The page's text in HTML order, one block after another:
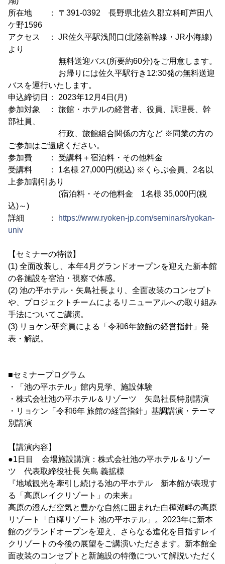
所在地 ： 〒391-0392 長野県北佐久郡立科町芦田八
ケ野1596
アクセス ： JR佐久平駅浅間口(北陸新幹線・JR小海線)
より
無料送迎バス(所要約60分)をご用意します。
お帰りには佐久平駅行き12:30発の無料送迎
バスを運行いたします。
申込締切日： 2023年12月4日(月)
参加対象 ： 旅館・ホテルの経営者、役員、調理長、幹
部社員、
行政、旅館組合関係の方など ※同業の方の
ご参加はご遠慮ください。
参加費 ： 受講料＋宿泊料・その他料金
受講料 ： 1名様 27,000円(税込) ※くらぶ会員、2名以
上参加割引あり
(宿泊料・その他料金 1名様 35,000円(税
込)～)
詳細 ：
https://www.ryoken-jp.com/seminars/ryokan-
univ
【セミナーの特徴】
(1) 全面改装し、本年4月グランドオープンを迎えた新本館
の各施設を宿泊・視察で体感。
(2) 池の平ホテル・矢島社長より、全面改装のコンセプト
や、プロジェクトチームによるリニューアルへの取り組み
手法についてご講演。
(3) リョケン研究員による「令和6年旅館の経営指針」発
表・解説。
■セミナープログラム
・「池の平ホテル」館内見学、施設体験
・株式会社池の平ホテル＆リゾーツ 矢島社長特別講演
・リョケン「令和6年 旅館の経営指針」基調講演・テーマ
別講演
【講演内容】
●1日目 会場施設講演：株式会社池の平ホテル＆リゾー
ツ 代表取締役社長 矢島 義拡様
『地域観光を牽引し続ける池の平ホテル 新本館が表現す
る「高原レイクリゾート」の未来』
高原の澄んだ空気と豊かな自然に囲まれた白樺湖畔の高原
リゾート「白樺リゾート 池の平ホテル」。2023年に新本
館のグランドオープンを迎え、さらなる進化を目指すレイ
クリゾートの今後の展望をご講演いただきます。新本館全
面改装のコンセプトと新施設の特徴について解説いただく